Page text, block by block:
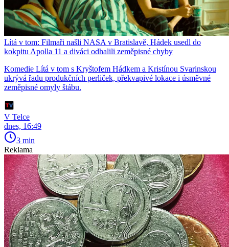
Lítá v tom: Filmaři našli NASA v Bratislavě, Hádek usedl do
kokpitu Apolla 11 a diváci odhalili zeměpisné chyby
Komedie Lítá v tom s Kryštofem Hádkem a Kristínou Svarinskou
ukrývá řadu produkčních perliček, překvapivé lokace i úsměvné
zeměpisné omyly štábu.
V Telce
dnes, 16:49
3 min
Reklama